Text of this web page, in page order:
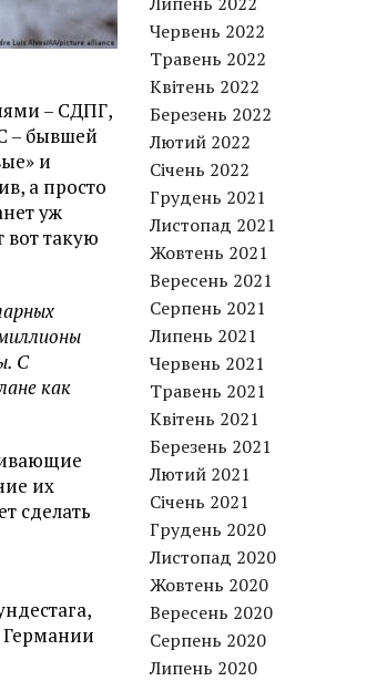
– СДПГ,
– бывшей
и
а просто
уж
такую
С
как
их
сделать
Германии
Червень 2022
Травень 2022
Квітень 2022
Березень 2022
Лютий 2022
Січень 2022
Грудень 2021
Листопад 2021
Жовтень 2021
Вересень 2021
Серпень 2021
Липень 2021
Червень 2021
Травень 2021
Квітень 2021
Березень 2021
Лютий 2021
Січень 2021
Грудень 2020
Листопад 2020
Жовтень 2020
Вересень 2020
Серпень 2020
Липень 2020